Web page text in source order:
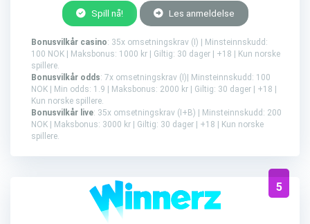
Spill nå! Les anmeldelse
Bonusvilkår casino: 35x omsetningskrav (I) | Minsteinnskudd:
100 NOK | Maksbonus: 1000 kr | Giltig: 30 dager | +18 | Kun norske
spillere.
Bonusvilkår odds: 7x omsetningskrav (I)| Minsteinnskudd: 100
NOK | Min odds: 1.9 | Maksbonus: 2000 kr | Giltig: 30 dager | +18 |
Kun norske spillere.
Bonusvilkår live: 35x omsetningskrav (I+B) | Minsteinnskudd: 200
NOK | Maksbonus: 3000 kr | Giltig: 30 dager | +18 | Kun norske
spillere.
5